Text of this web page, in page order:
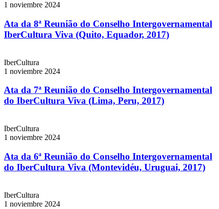
1 noviembre 2024
Ata da 8ª Reunião do Conselho Intergovernamental
IberCultura Viva (Quito, Equador, 2017)
IberCultura
1 noviembre 2024
Ata da 7ª Reunião do Conselho Intergovernamental
do IberCultura Viva (Lima, Peru, 2017)
IberCultura
1 noviembre 2024
Ata da 6ª Reunião do Conselho Intergovernamental
do IberCultura Viva (Montevidéu, Uruguai, 2017)
IberCultura
1 noviembre 2024